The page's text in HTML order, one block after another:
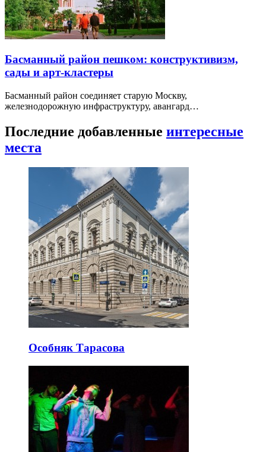
Басманный район пешком: конструктивизм,
сады и арт-кластеры
Басманный район соединяет старую Москву,
железнодорожную инфраструктуру, авангард…
Последние добавленные интересные
места
Особняк Тарасова